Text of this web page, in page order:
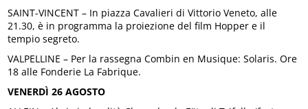
SAINT-VINCENT – In piazza Cavalieri di Vittorio Veneto, alle
21.30, è in programma la proiezione del film Hopper e il
tempio segreto.
VALPELLINE – Per la rassegna Combin en Musique: Solaris. Ore
18 alle Fonderie La Fabrique.
VENERDÌ 26 AGOSTO